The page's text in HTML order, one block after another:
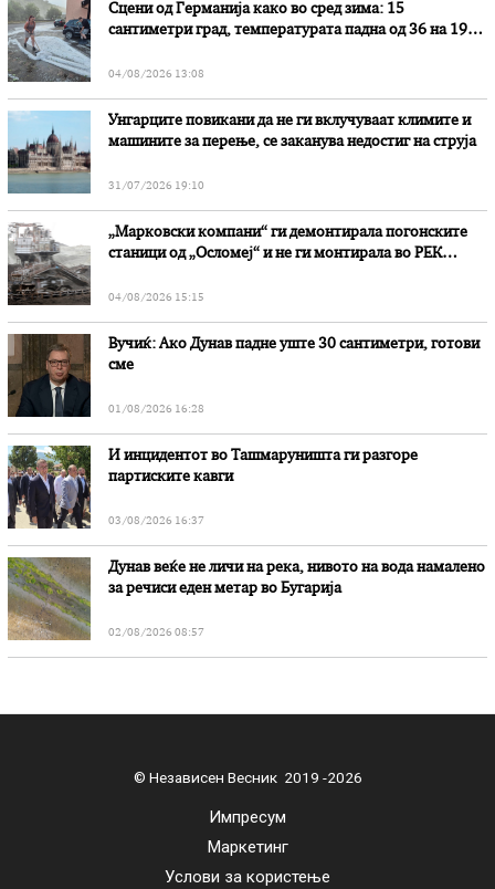
Сцени од Германија како во сред зима: 15
сантиметри град, температурата падна од 36 на 19
04/08/2026 13:08
Унгарците повикани да не ги вклучуваат климите и
машините за перење, се заканува недостиг на струја
31/07/2026 19:10
„Марковски компани“ ги демонтирала погонските
станици од „Осломеј“ и не ги монтирала во РЕК
04/08/2026 15:15
Вучиќ: Ако Дунав падне уште 30 сантиметри, готови
сме
01/08/2026 16:28
И инцидентот во Ташмаруништa ги разгоре
партиските кавги
03/08/2026 16:37
Дунав веќе не личи на река, нивото на вода намалено
за речиси еден метар во Бугарија
02/08/2026 08:57
© Независен Весник 2019 -2026
Импресум
Маркетинг
Услови за користење